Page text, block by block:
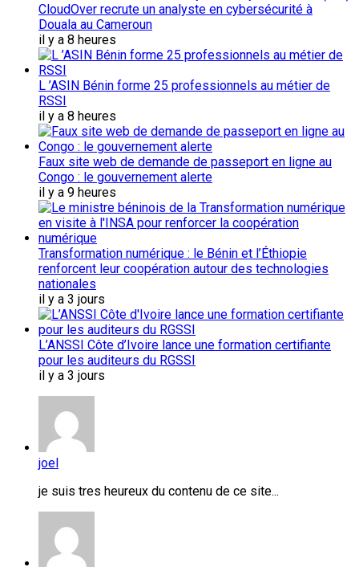
CloudOver recrute un analyste en cybersécurité à
Douala au Cameroun
il y a 8 heures
L ’ASIN Bénin forme 25 professionnels au métier de
RSSI
il y a 8 heures
Faux site web de demande de passeport en ligne au
Congo : le gouvernement alerte
il y a 9 heures
Transformation numérique : le Bénin et l’Éthiopie
renforcent leur coopération autour des technologies
nationales
il y a 3 jours
L’ANSSI Côte d’Ivoire lance une formation certifiante
pour les auditeurs du RGSSI
il y a 3 jours
joel
je suis tres heureux du contenu de ce site...